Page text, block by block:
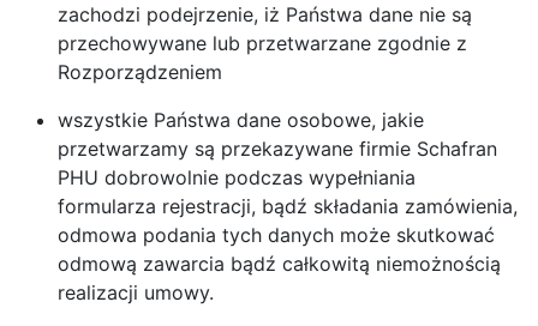
zachodzi podejrzenie, iż Państwa dane nie są
przechowywane lub przetwarzane zgodnie z
Rozporządzeniem
wszystkie Państwa dane osobowe, jakie
przetwarzamy są przekazywane firmie Schafran
PHU dobrowolnie podczas wypełniania
formularza rejestracji, bądź składania zamówienia,
odmowa podania tych danych może skutkować
odmową zawarcia bądź całkowitą niemożnością
realizacji umowy.